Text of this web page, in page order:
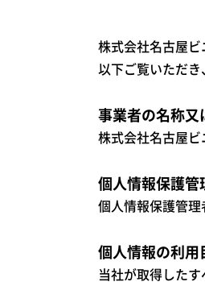
株式会社名古屋
以下ご覧いただき
事業者の名称又
株式会社名古屋ビ
個人情報保護
個人情報保護管
個人情報の利用
当社が取得した